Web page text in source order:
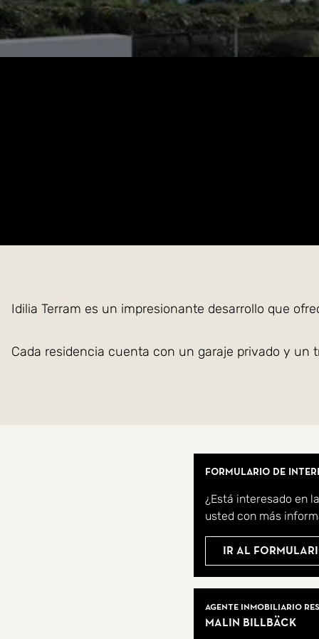
Idilia Terram es un impresionante desarrollo que
Cada residencia cuenta con un garaje privado y un
Vive una combinación de confort moderno y
Para más información, contacta con
Formulario de
¿Está interesado en
usted con más
Ir al
Agente inmobiliario
Malin Billbäck